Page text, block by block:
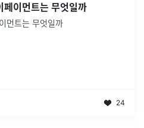
페이먼트는 무엇일까
먼트는 무엇일까
24